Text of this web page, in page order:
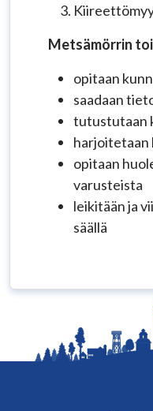
Metsämörrin
opitaan
saadaan
tutustutaan
harjoitetaan
opitaan
varusteista
leikitään ja
säällä